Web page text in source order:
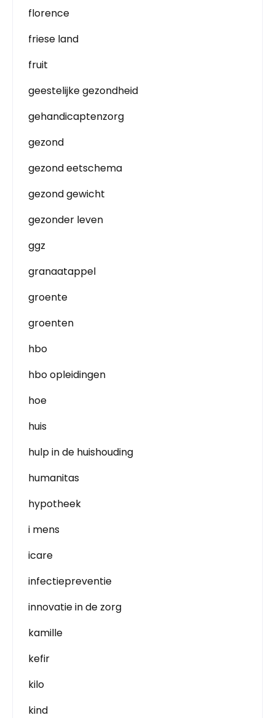
florence
friese land
fruit
geestelijke gezondheid
gehandicaptenzorg
gezond
gezond eetschema
gezond gewicht
gezonder leven
ggz
granaatappel
groente
groenten
hbo
hbo opleidingen
hoe
huis
hulp in de huishouding
humanitas
hypotheek
i mens
icare
infectiepreventie
innovatie in de zorg
kamille
kefir
kilo
kind